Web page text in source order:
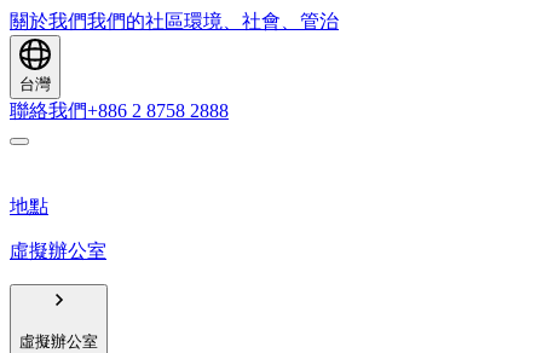
關於我們我們的社區環境、社會、管治
台灣
聯絡我們+886 2 8758 2888
地點
虛擬辦公室
虛擬辦公室